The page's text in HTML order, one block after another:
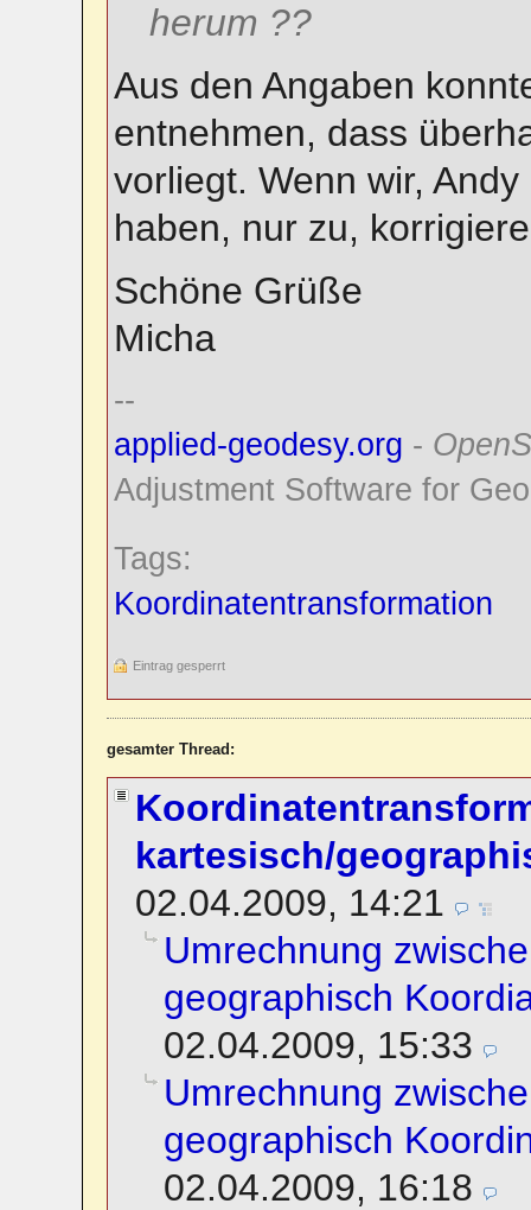
herum ??
Aus den Angaben
entnehmen, dass
vorliegt. Wenn wir,
haben, nur zu,
Schöne Grüße
Micha
--
applied-geodesy.org -
Adjustment Software for
Tags:
Koordinatentransformation
Eintrag gesperrt
gesamter Thread:
kartesisch/
02.04.2009, 14:21
Umrechnung
geographisch
02.04.2009, 15:33
Umrechnung
geographisch
02.04.2009, 16:18